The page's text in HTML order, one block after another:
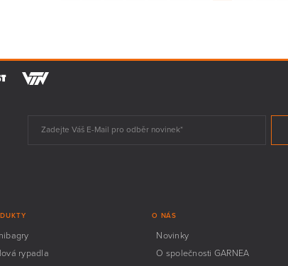
rypadla
O NÁS
Novinky
O společnosti GARNEA